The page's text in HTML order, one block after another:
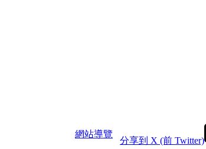
網站導覽
分享到 X (前 Twitter)